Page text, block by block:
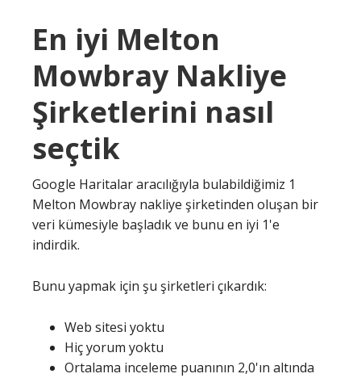
En iyi Melton
Mowbray Nakliye
Şirketlerini nasıl
seçtik
Google Haritalar aracılığıyla bulabildiğimiz 1
Melton Mowbray nakliye şirketinden oluşan bir
veri kümesiyle başladık ve bunu en iyi 1'e
indirdik.
Bunu yapmak için şu şirketleri çıkardık:
Web sitesi yoktu
Hiç yorum yoktu
Ortalama inceleme puanının 2,0'ın altında